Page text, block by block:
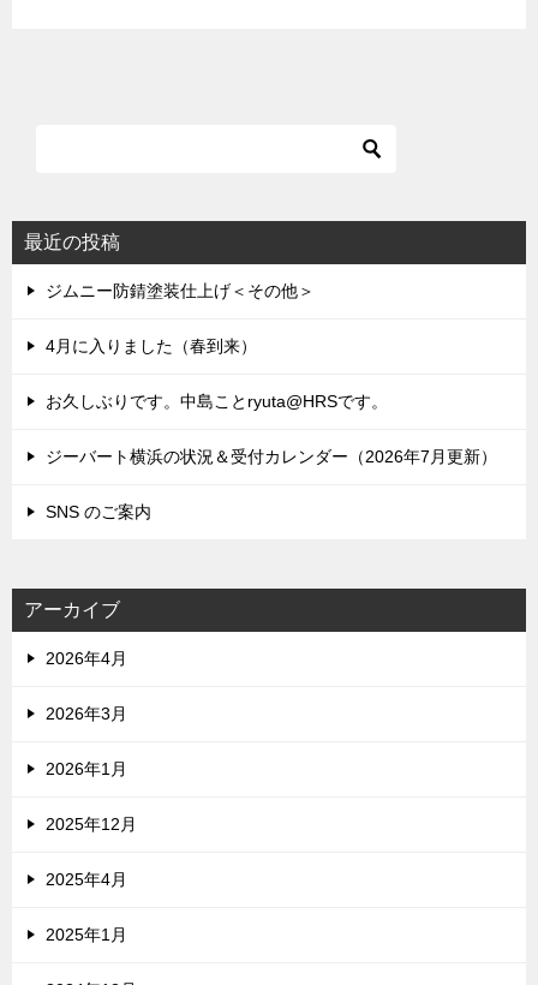
最近の投稿
ジムニー防錆塗装仕上げ＜その他＞
4月に入りました（春到来）
お久しぶりです。中島ことryuta@HRSです。
ジーバート横浜の状況＆受付カレンダー（2026年7月更新）
SNS のご案内
アーカイブ
2026年4月
2026年3月
2026年1月
2025年12月
2025年4月
2025年1月